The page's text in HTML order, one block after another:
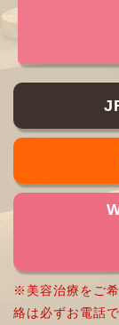
※美容治療をご
絡は必ずお電話